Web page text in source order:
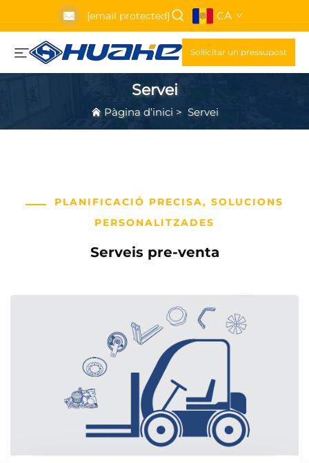
[email protected] CA
Sol·licitar un pressupost
Servei
Pàgina d’inici > Servei
PLANIFICACIÓ PRECISA, SOLUCIONS
PERSONALITZADES
Serveis pre-venta